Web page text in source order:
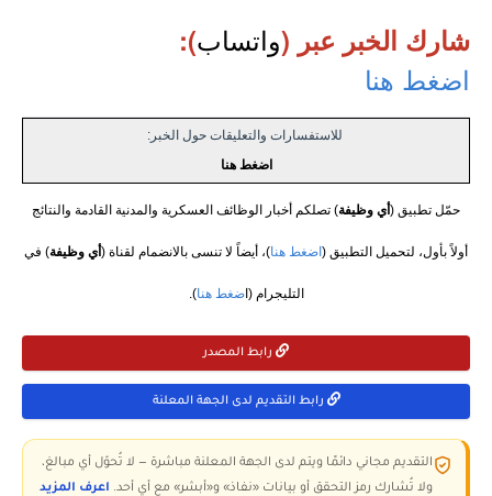
شارك الخبر عبر (واتساب):
اضغط هنا
للاستفسارات والتعليقات حول الخبر:
اضغط هنا
حمّل تطبيق ( أي وظيفة) تصلكم أخبار الوظائف العسكرية والمدنية القادمة والنتائج
أولاً بأول، لتحميل التطبيق ( اضغط هنا)، أيضاً لا تنسى بالانضمام لقناة ( أي وظيفة) في
التليجرام (اضغط هنا).
رابط المصدر
رابط التقديم لدى الجهة المعلنة
التقديم مجاني دائمًا ويتم لدى الجهة المعلنة مباشرة — لا تُحوّل أي مبالغ،
ولا تُشارك رمز التحقق أو بيانات «نفاذ» و«أبشر» مع أي أحد. اعرف المزيد